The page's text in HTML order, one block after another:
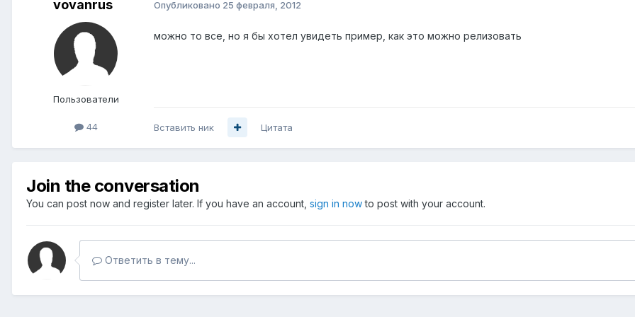
vovanrus
Пользователи
44
Опубликовано 25 февраля, 2012
можно то все, но я бы хотел увидеть пример, как это можно релизовать
Вставить ник Цитата
Join the conversation
You can post now and register later. If you have an account, sign in nowto post with your account.
Ответить в тему...